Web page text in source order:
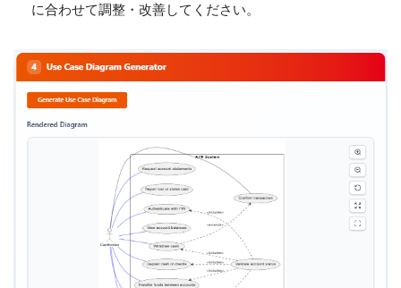
に合わせて調整・改善してください。